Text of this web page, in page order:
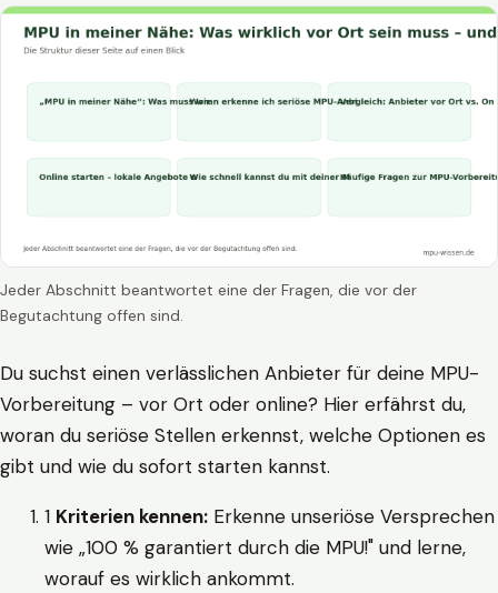
Jeder Abschnitt beantwortet eine der Fragen, die vor der
Begutachtung offen sind.
Du suchst einen verlässlichen Anbieter für deine MPU-
Vorbereitung – vor Ort oder online? Hier erfährst du,
woran du seriöse Stellen erkennst, welche Optionen es
gibt und wie du sofort starten kannst.
1 Kriterien kennen: Erkenne unseriöse Versprechen
wie „100 % garantiert durch die MPU!" und lerne,
worauf es wirklich ankommt.